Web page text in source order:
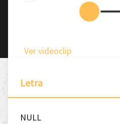
Ver videoclip
Letra
NULL